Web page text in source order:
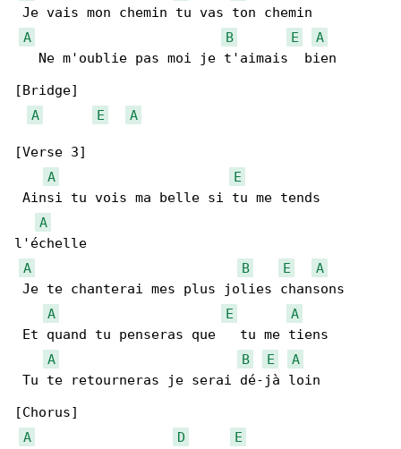
Je vais mon chemin tu vas ton chemin
A
B E
A
   Ne m'oublie pas moi je t'aimais  bien
[Bridge]
A
E A
[Verse 3]
A
E
Ainsi tu vois ma belle si tu me tends
A
l'échelle
A
B E
A
Je te chanterai mes plus jolies chansons
A
E
A
Et quand tu penseras que   tu me tiens
A
B E
A
Tu te retourneras je serai dé-jà loin
[Chorus]
A
D
E